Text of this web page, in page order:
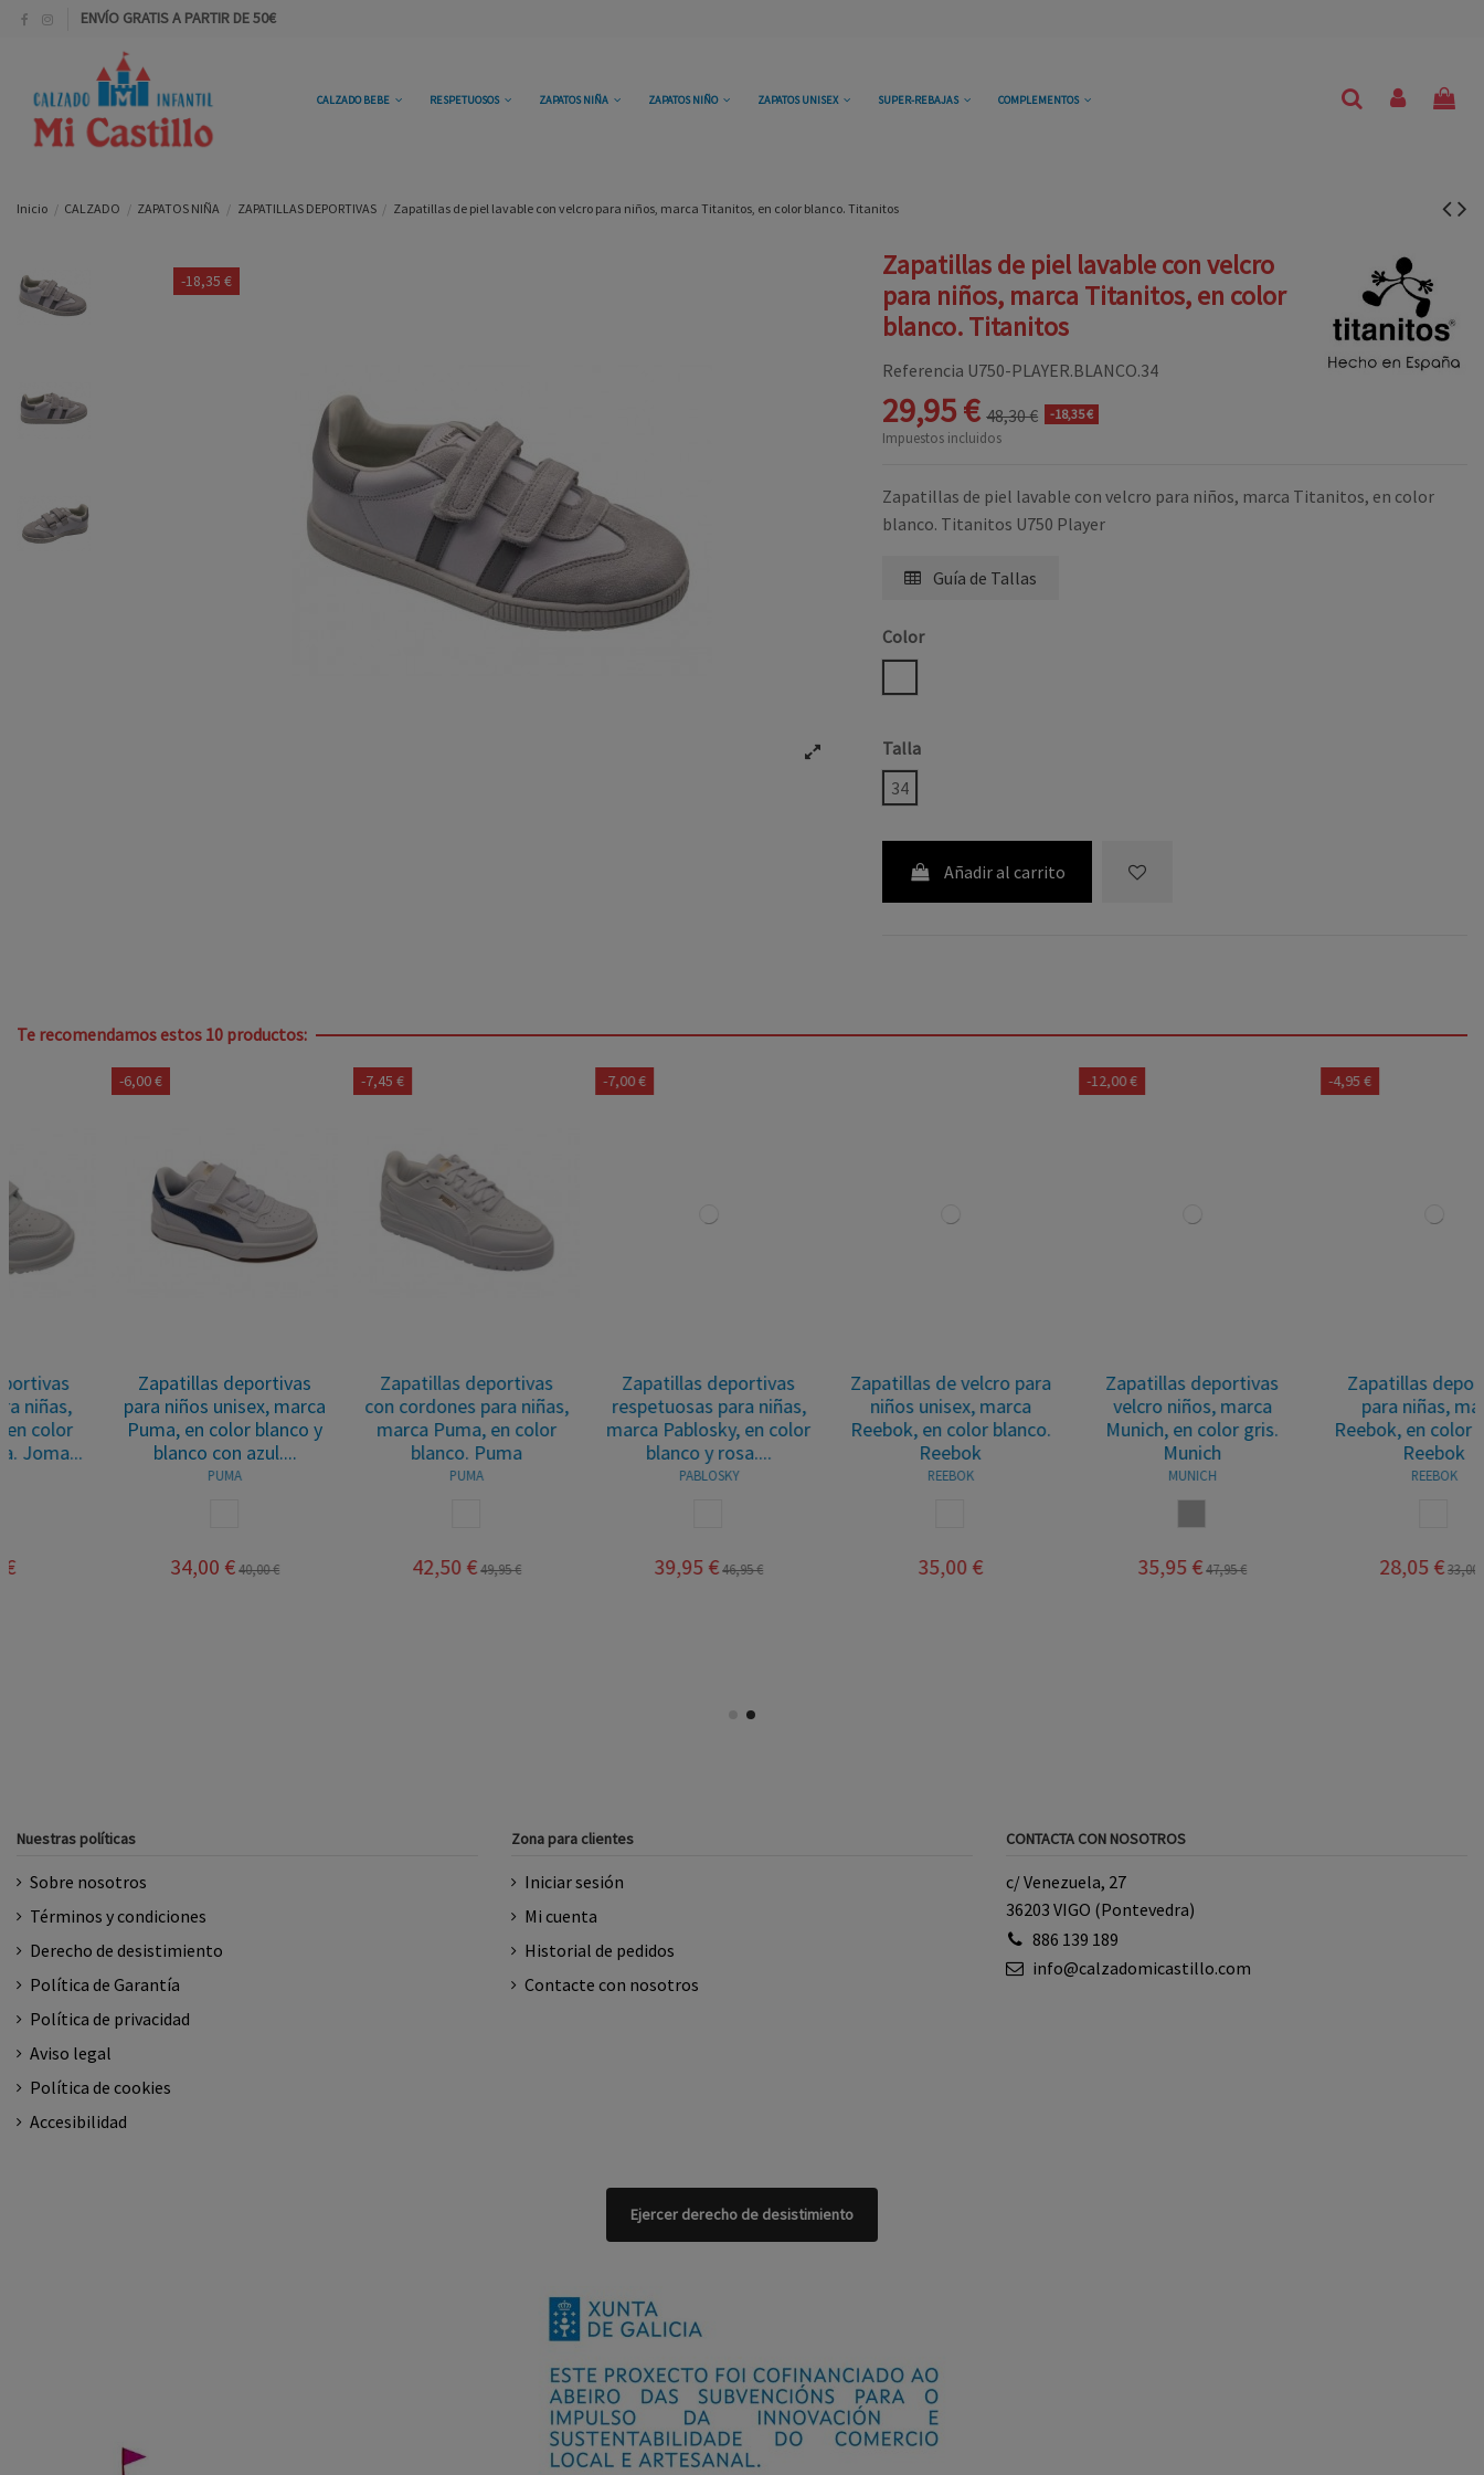
ENVÍO GRATIS A PARTIR DE 50€
CALZADO BEBE RESPETUOSOS ZAPATOS NIÑA ZAPATOS NIÑO ZAPATOS UNISEX SUPER-REBAJAS COMPLEMENTOS
Inicio CALZADO ZAPATOS NIÑA ZAPATILLAS DEPORTIVAS Zapatillas de piel lavable con velcro para niños, marca Titanitos, en color blanco. Titanitos
-18,35 €
Zapatillas de piel lavable con velcro
para niños, marca Titanitos, en color
blanco. Titanitos
Referencia U750-PLAYER.BLANCO.34
29,95 € 48,30 € -18,35 €
Impuestos incluidos
Zapatillas de piel lavable con velcro para niños, marca Titanitos, en color
blanco. Titanitos U750 Player
Guía de Tallas
Color
Talla
34
Añadir al carrito
Te recomendamos estos 10 productos:
Zapatillas deportivas
para niños unisex, marca
Puma, en color blanco y
blanco con azul....
40,00 €
Zapatillas deportivas
con cordones para niñas,
marca Puma, en color
blanco. Puma
49,95 €
Zapatillas deportivas
respetuosas para niñas,
marca Pablosky, en color
blanco y rosa....
46,95 €
Zapatillas de velcro para
niños unisex, marca
Reebok, en color blanco.
Zapatillas deportivas
velcro niños, marca
Munich, en color gris.
47,95 €
Zapatillas deportivas
para niñas, marca
Reebok, en color blanco.
33,00 €
Nuestras políticas
Sobre nosotros
Términos y condiciones
Derecho de desistimiento
Política de Garantía
Política de privacidad
Aviso legal
Política de cookies
Accesibilidad
Zona para clientes
Iniciar sesión
Mi cuenta
Historial de pedidos
Contacte con nosotros
CONTACTA CON NOSOTROS
c/ Venezuela, 27
36203 VIGO (Pontevedra)
886 139 189
info@calzadomicastillo.com
Ejercer derecho de desistimiento